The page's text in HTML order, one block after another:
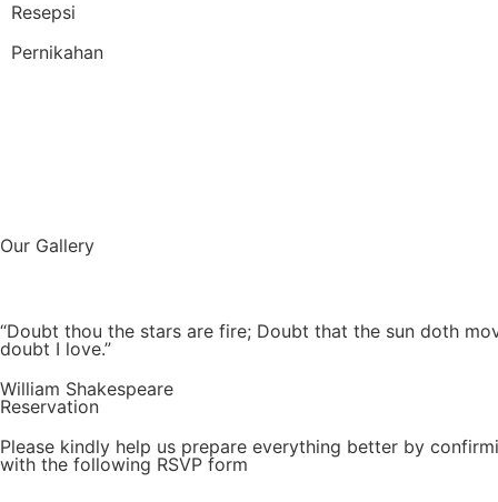
Resepsi
Pernikahan
Our Gallery
“Doubt thou the stars are fire; Doubt that the sun doth
doubt I love.”
William Shakespeare
Reservation
Please kindly help us prepare everything better by
with the following RSVP form